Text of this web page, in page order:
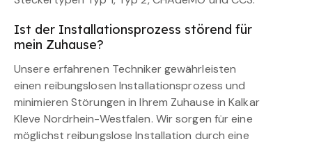
Ist der Installationsprozess störend für
mein Zuhause?
Unsere erfahrenen Techniker gewährleisten
einen reibungslosen Installationsprozess und
minimieren Störungen in Ihrem Zuhause in Kalkar
Kleve Nordrhein-Westfalen. Wir sorgen für eine
möglichst reibungslose Installation durch eine